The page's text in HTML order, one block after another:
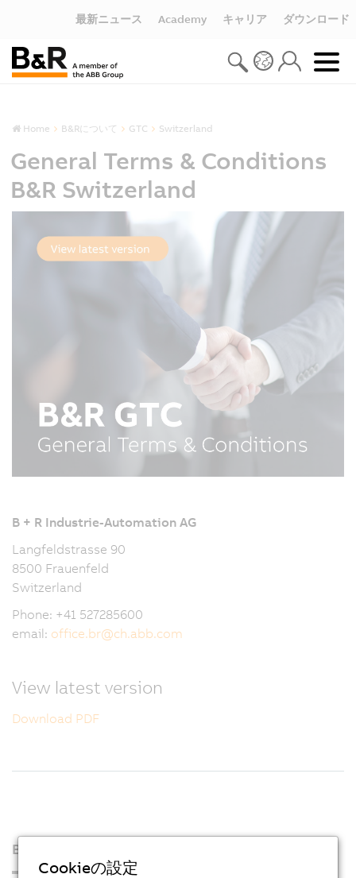
最新ニュース Academy キャリア ダウンロード
Home B&Rについて GTC Switzerland
General Terms & Conditions
B&R Switzerland
B + R Industrie-Automation AG
Langfeldstrasse 90
8500 Frauenfeld
Switzerland
Phone: +41 527285600
email: office.br@ch.abb.com
View latest version
Download PDF
B&Rについて
Cookieの設定